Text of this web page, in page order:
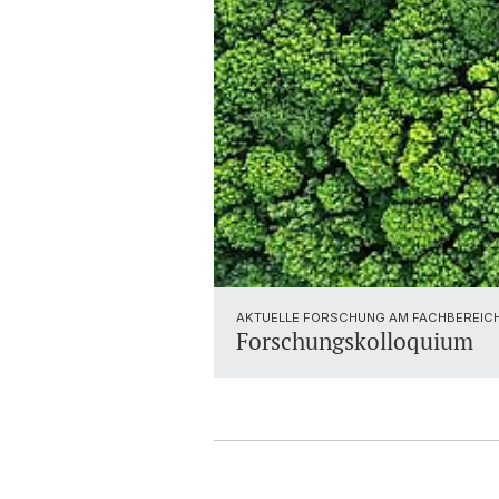
AKTUELLE FORSCHUNG AM
Forschungskolloquium